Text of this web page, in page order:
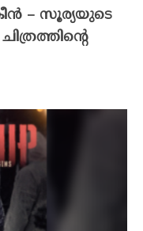
– സൂര്യയുടെ